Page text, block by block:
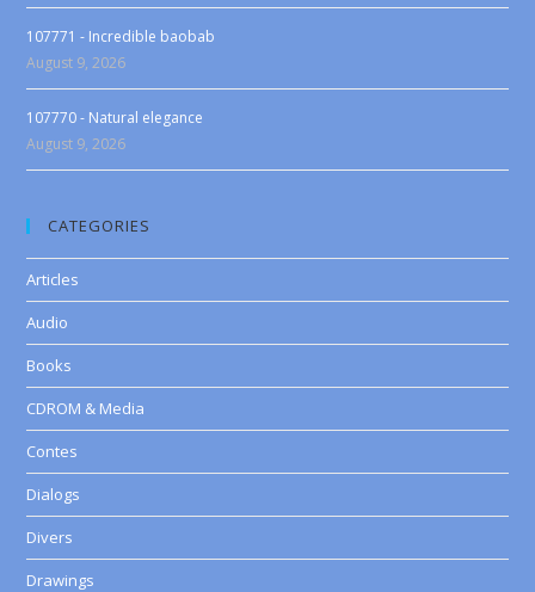
107771 - Incredible baobab
August 9, 2026
107770 - Natural elegance
August 9, 2026
CATEGORIES
Articles
Audio
Books
CDROM & Media
Contes
Dialogs
Divers
Drawings